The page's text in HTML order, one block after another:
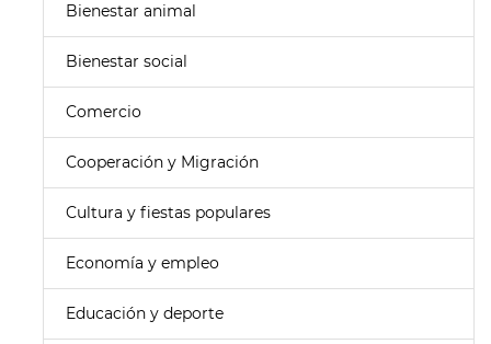
Bienestar animal
Bienestar social
Comercio
Cooperación y Migración
Cultura y fiestas populares
Economía y empleo
Educación y deporte